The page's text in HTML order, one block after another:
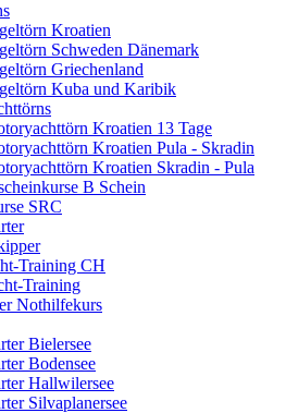
Kroatien
Schweden Dänemark
Griechenland
Kuba und Karibik
Kroatien 13 Tage
Kroatien Pula - Skradin
Kroatien Skradin - Pula
B Schein
SRC
Training CH
Training
Nothilfekurs
Bielersee
Bodensee
Hallwilersee
Silvaplanersee